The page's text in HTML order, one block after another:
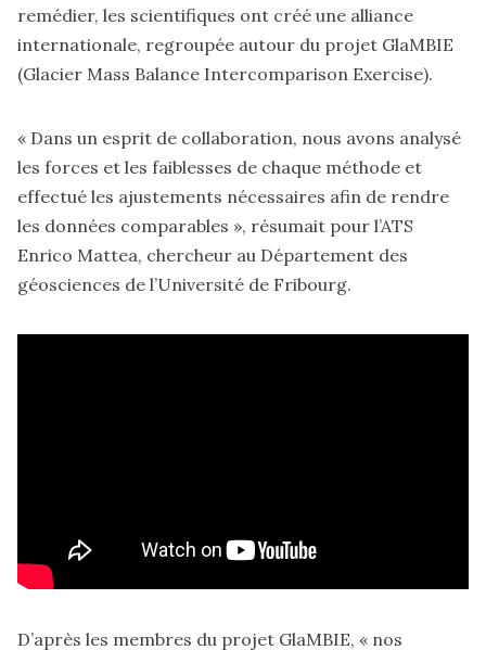
remédier, les scientifiques ont créé une alliance
internationale, regroupée autour du projet GlaMBIE
(Glacier Mass Balance Intercomparison Exercise).
« Dans un esprit de collaboration, nous avons analysé
les forces et les faiblesses de chaque méthode et
effectué les ajustements nécessaires afin de rendre
les données comparables », résumait pour l’ATS
Enrico Mattea, chercheur au Département des
géosciences de l’Université de Fribourg.
D’après les membres du projet GlaMBIE, « nos